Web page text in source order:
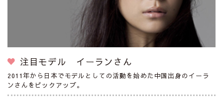
注目モデル イーランさん
2011年から日本でモデルとしての活動を始めた中国出身のイーラ
ンさんをピックアップ。